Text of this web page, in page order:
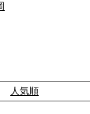
人気順